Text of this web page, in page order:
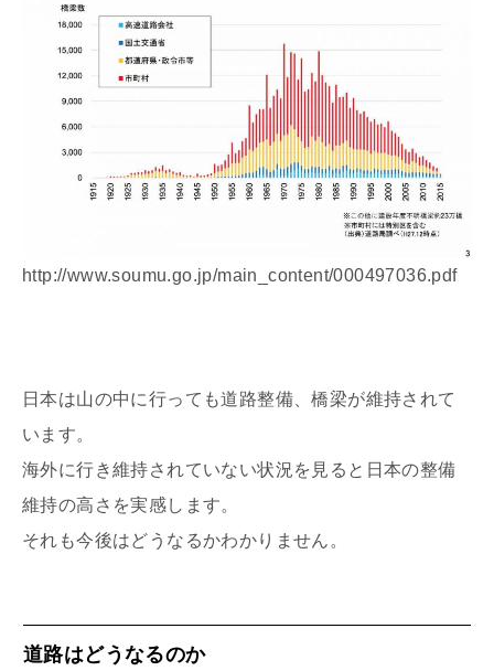
http://www.soumu.go.jp/main_content/000497036.pdf
日本は山の中に行っても道路整備、橋梁が維持されて
います。
海外に行き維持されていない状況を見ると日本の整備
維持の高さを実感します。
それも今後はどうなるかわかりません。
道路はどうなるのか